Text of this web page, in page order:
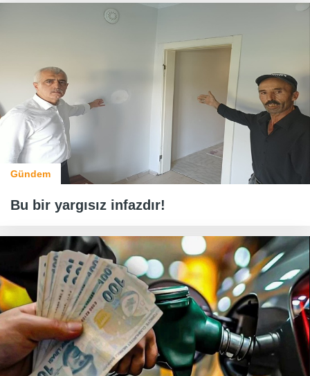
Gündem
Bu bir yargısız infazdır!